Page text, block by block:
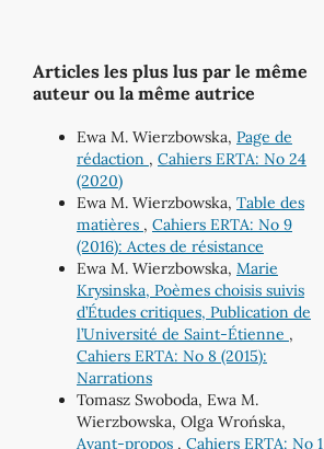
Articles les plus lus par le même
auteur ou la même autrice
Ewa M. Wierzbowska, Page de
rédaction , Cahiers ERTA: No 24
(2020)
Ewa M. Wierzbowska, Table des
matières , Cahiers ERTA: No 9
(2016): Actes de résistance
Ewa M. Wierzbowska, Marie
Krysinska, Poèmes choisis suivis
d’Études critiques, Publication de
l’Université de Saint-Étienne ,
Cahiers ERTA: No 8 (2015):
Narrations
Tomasz Swoboda, Ewa M.
Wierzbowska, Olga Wrońska,
Avant-propos , Cahiers ERTA: No 1